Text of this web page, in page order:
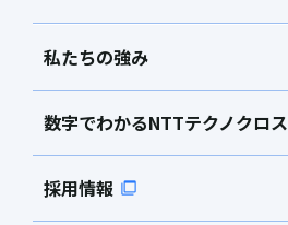
私たちの強み
数字でわかるNTTテクノクロス
採用情報